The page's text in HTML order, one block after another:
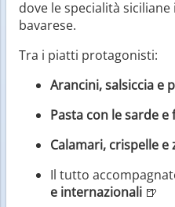
dove le specialità
bavarese.
Tra i piatti protagonisti:
Arancini, salsiccia e
Pasta con le sarde
Calamari, crispelle e
Il tutto
e internazionali 🍺